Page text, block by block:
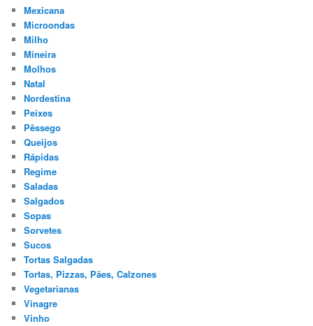
Mexicana
Microondas
Milho
Mineira
Molhos
Natal
Nordestina
Peixes
Pêssego
Queijos
Rápidas
Regime
Saladas
Salgados
Sopas
Sorvetes
Sucos
Tortas Salgadas
Tortas, Pizzas, Pães, Calzones
Vegetarianas
Vinagre
Vinho